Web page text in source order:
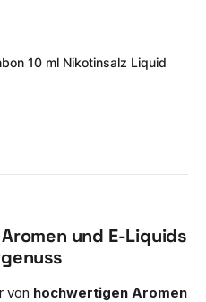
10 ml Nikotinsalz Liquid
und E-Liquids
von hochwertigen Aromen